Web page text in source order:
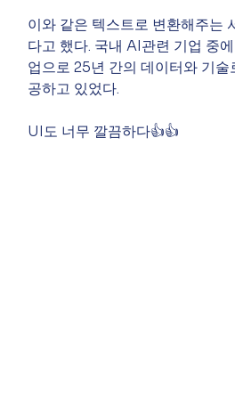
이와 같은 텍스트로 변환해주는
다고 했다. 국내 AI관련 기업 중
업으로 25년 간의 데이터와 기술
공하고 있었다.
UI도 너무 깔끔하다👍👍